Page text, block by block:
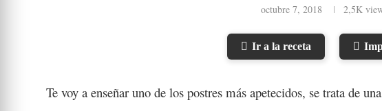
octubre 7, 2018 2,5K
Ir a la receta
Te voy a enseñar uno de los postres más apetecidos, se trata de